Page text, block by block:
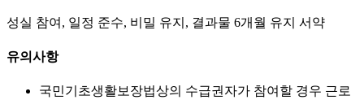
성실 참여, 일정 준수, 비밀 유지, 결과물 6개월 유지 서약
유의사항
국민기초생활보장법상의 수급권자가 참여할 경우 근로